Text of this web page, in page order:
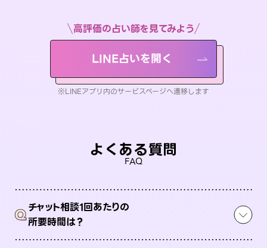
高評価の占い師を見てみよう
LINE占いを開く
※LINEアプリ内のサービスページへ遷移します
よくある質問
FAQ
Qチャット相談1回あたりの
所要時間は？